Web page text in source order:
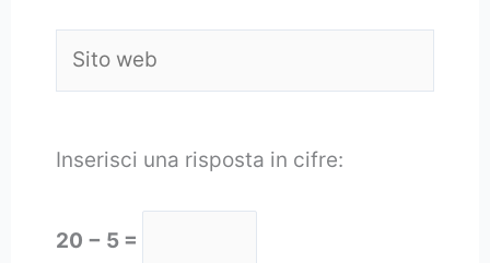
web
Inserisci una risposta in cifre:
20 − 5 =